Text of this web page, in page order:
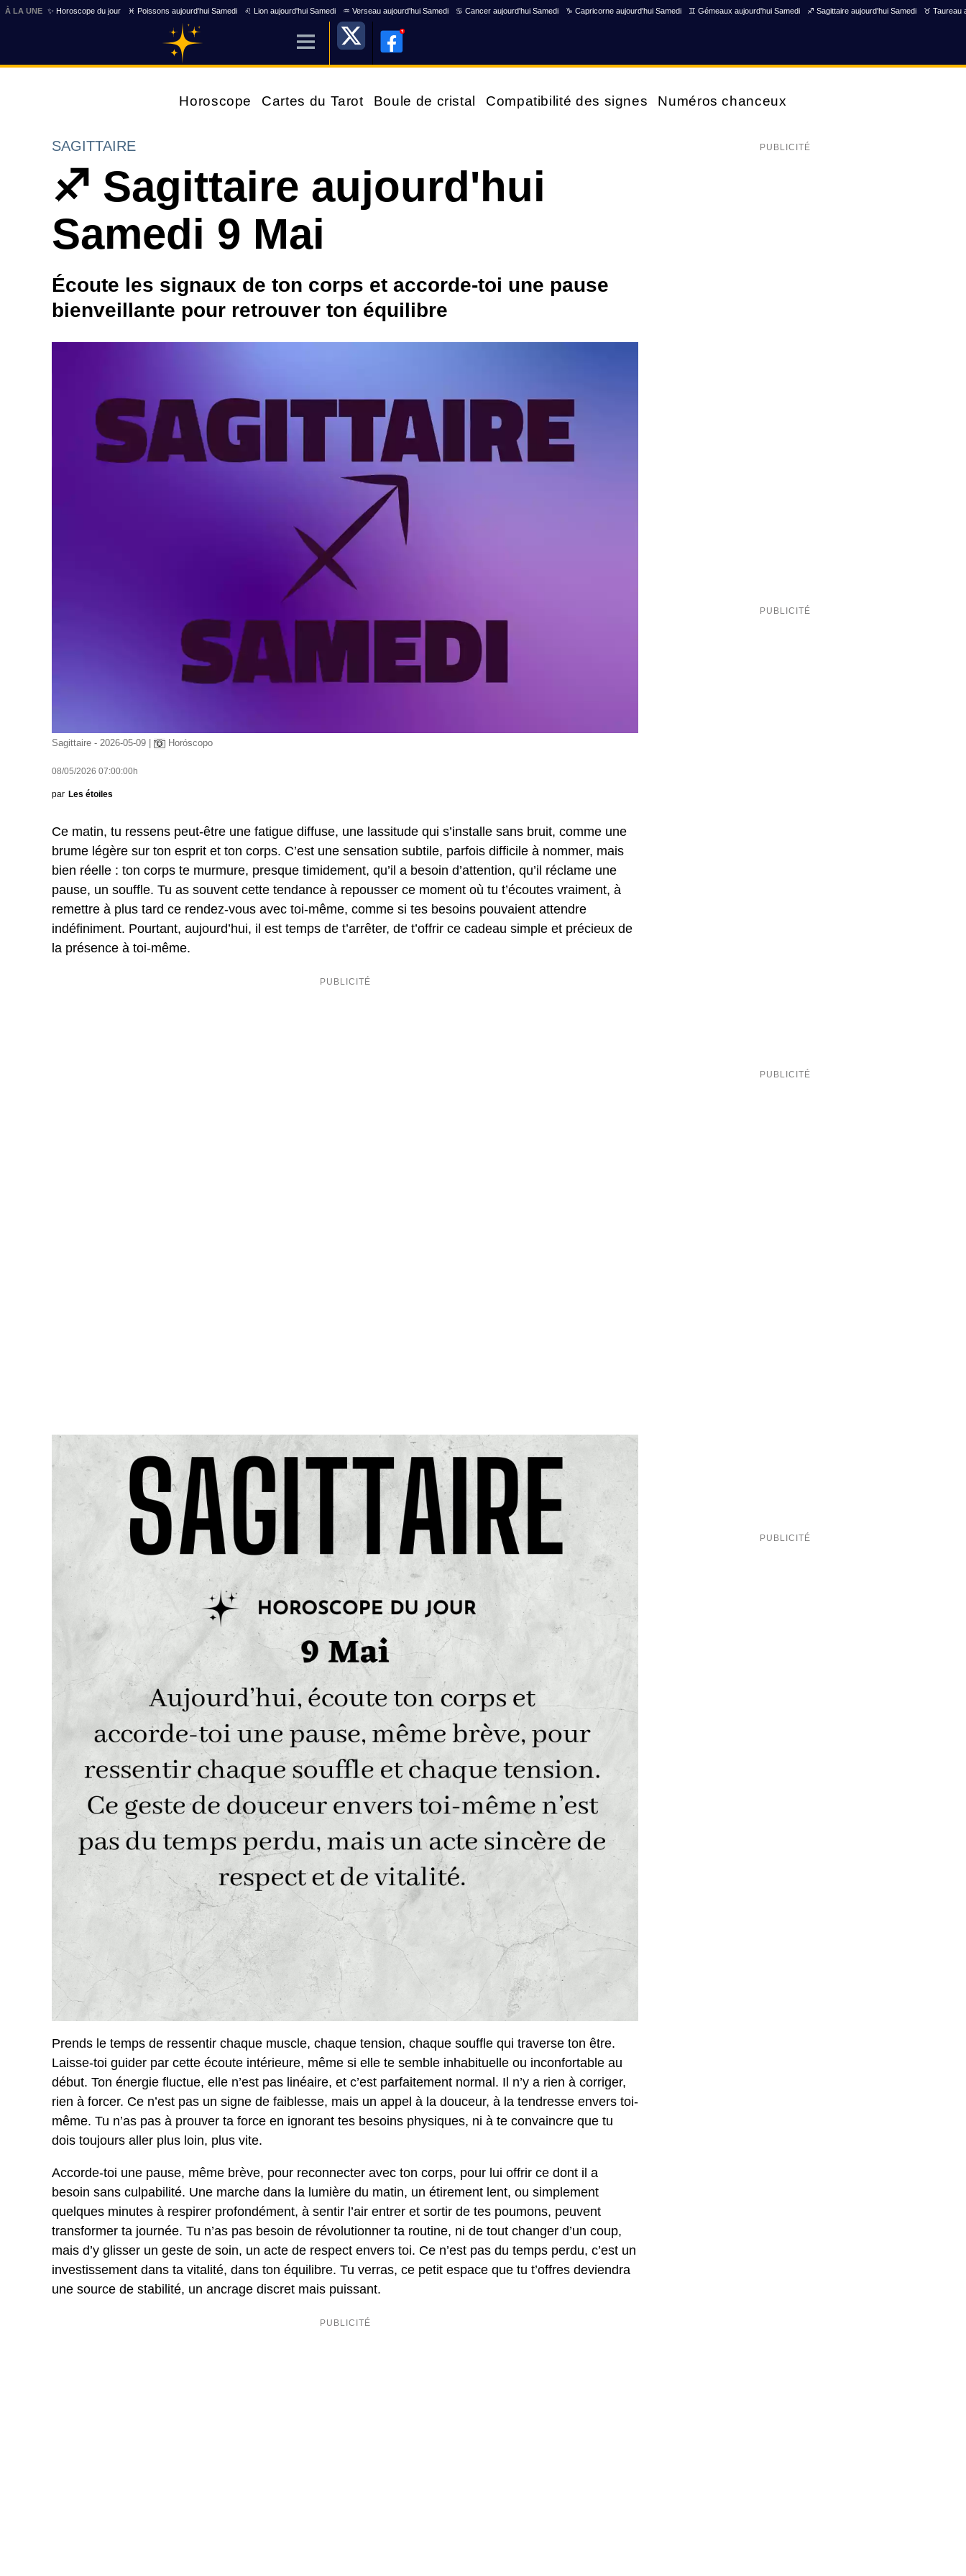
À LA UNE ✨ Horoscope du jour ♓ Poissons aujourd'hui Samedi ♌ Lion aujourd'hui Samedi ♒ Verseau aujourd'hui Samedi ♋ Cancer aujourd'hui Samedi ♑ Capricorne aujourd'hui Samedi ♊ Gémeaux aujourd'hui Samedi ♐ Sagittaire aujourd'hui Samedi ♉ Taureau
Horoscope Cartes du Tarot Boule de cristal Compatibilité des signes Numéros chanceux
SAGITTAIRE
♐ Sagittaire aujourd'hui
Samedi 9 Mai
Écoute les signaux de ton corps et accorde-toi une pause
bienveillante pour retrouver ton équilibre
Sagittaire - 2026-05-09 | Horóscopo
08/05/2026 07:00:00h
par Les étoiles
Ce matin, tu ressens peut-être une fatigue diffuse, une lassitude qui s’installe sans bruit, comme une
brume légère sur ton esprit et ton corps. C’est une sensation subtile, parfois difficile à nommer, mais
bien réelle : ton corps te murmure, presque timidement, qu’il a besoin d’attention, qu’il réclame une
pause, un souffle. Tu as souvent cette tendance à repousser ce moment où tu t’écoutes vraiment, à
remettre à plus tard ce rendez-vous avec toi-même, comme si tes besoins pouvaient attendre
indéfiniment. Pourtant, aujourd’hui, il est temps de t’arrêter, de t’offrir ce cadeau simple et précieux de
la présence à toi-même.
Prends le temps de ressentir chaque muscle, chaque tension, chaque souffle qui traverse ton être.
Laisse-toi guider par cette écoute intérieure, même si elle te semble inhabituelle ou inconfortable au
début. Ton énergie fluctue, elle n’est pas linéaire, et c’est parfaitement normal. Il n’y a rien à corriger,
rien à forcer. Ce n’est pas un signe de faiblesse, mais un appel à la douceur, à la tendresse envers toi-
même. Tu n’as pas à prouver ta force en ignorant tes besoins physiques, ni à te convaincre que tu
dois toujours aller plus loin, plus vite.
Accorde-toi une pause, même brève, pour reconnecter avec ton corps, pour lui offrir ce dont il a
besoin sans culpabilité. Une marche dans la lumière du matin, un étirement lent, ou simplement
quelques minutes à respirer profondément, à sentir l’air entrer et sortir de tes poumons, peuvent
transformer ta journée. Tu n’as pas besoin de révolutionner ta routine, ni de tout changer d’un coup,
mais d’y glisser un geste de soin, un acte de respect envers toi. Ce n’est pas du temps perdu, c’est un
investissement dans ta vitalité, dans ton équilibre. Tu verras, ce petit espace que tu t’offres deviendra
une source de stabilité, un ancrage discret mais puissant.